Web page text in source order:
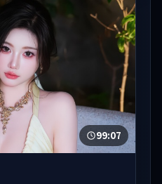
99:07